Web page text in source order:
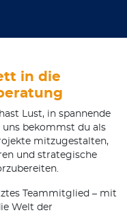
in die
Lust, in spannende
bekommst du als
mitzugestalten,
und strategische
Teammitglied – mit
Welt der